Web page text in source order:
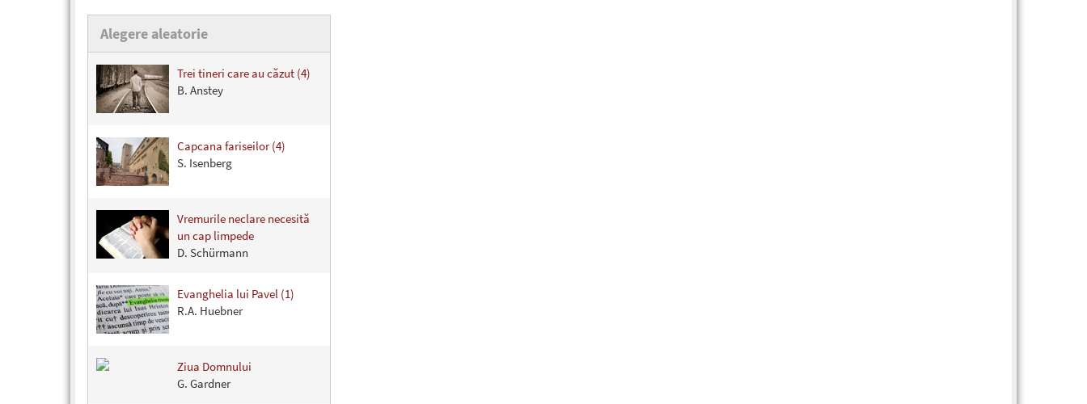
Alegere aleatorie
Trei tineri care au căzut (4)
B. Anstey
Capcana fariseilor (4)
S. Isenberg
Vremurile neclare necesită
un cap limpede
D. Schürmann
Evanghelia lui Pavel (1)
R.A. Huebner
Ziua Domnului
G. Gardner